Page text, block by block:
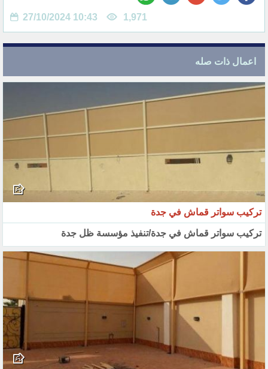
27/10/2024 10:43 1,971
اعمال ذات صله
تركيب سواتر قماش في جدة
تركيب سواتر قماش في جدة/تنفيذ مؤسسة ظل جدة